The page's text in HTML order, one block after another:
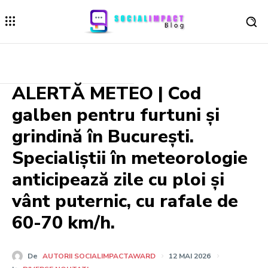
ALERTĂ METEO | Cod
galben pentru furtuni și
grindină în București.
Specialiștii în meteorologie
anticipează zile cu ploi și
vânt puternic, cu rafale de
60-70 km/h.
De AUTORII SOCIALIMPACTAWARD
12 MAI 2026